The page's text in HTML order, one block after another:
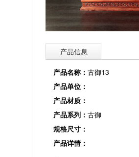
产品信息
产品名称： 古御13
产品单位：
产品材质：
产品系列： 古御
规格尺寸：
产品详情：